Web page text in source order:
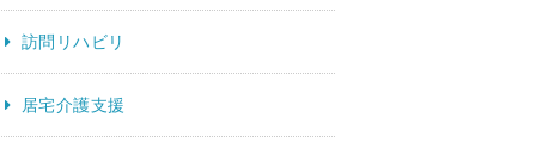
訪問リハビリ
居宅介護支援